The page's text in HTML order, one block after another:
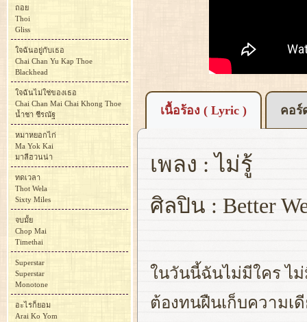
เนื้อร้อง ( Lyric ) คอร์
เพลง : ไม่รู้
ศิลปิน : Better
ในวันนี้ฉันไม่มีใคร ไ
ต้องทนฝืนเก็บความเ
ถอย
Thoi
Gliss
ใจฉันอยู่กับเธอ
Chai Chan Yu Kap Thoe
Blackhead
ใจฉันไม่ใช่ของเธอ
Chai Chan Mai Chai Khong Thoe
น้ำชา ชีรณัฐ
หมาหยอกไก่
Ma Yok Kai
มาลีฮวนน่า
ทดเวลา
Thot Wela
Sixty Miles
จบมั้ย
Chop Mai
Timethai
Superstar
Superstar
Monotone
อะไรก็ยอม
Arai Ko Yom